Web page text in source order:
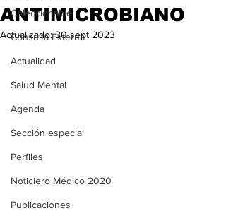
Coleccionable
Consulta Externa
Actualidad
Salud Mental
Agenda
Sección especial
Perfiles
Noticiero Médico 2020
Publicaciones
ANTIMICROBIANO
Actualizado:30 sept 2023